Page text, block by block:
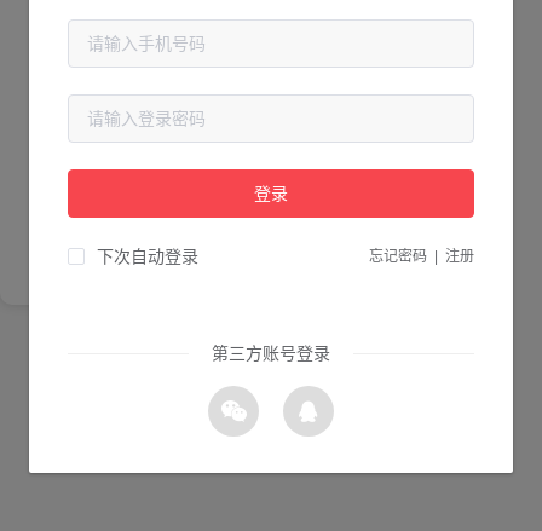
作品数 ：
粉丝数 ：
登录
下次自动登录 忘记密码 注册
第三方账号登录